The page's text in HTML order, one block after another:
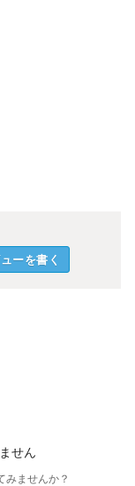
ーを書く
せん
みませんか？